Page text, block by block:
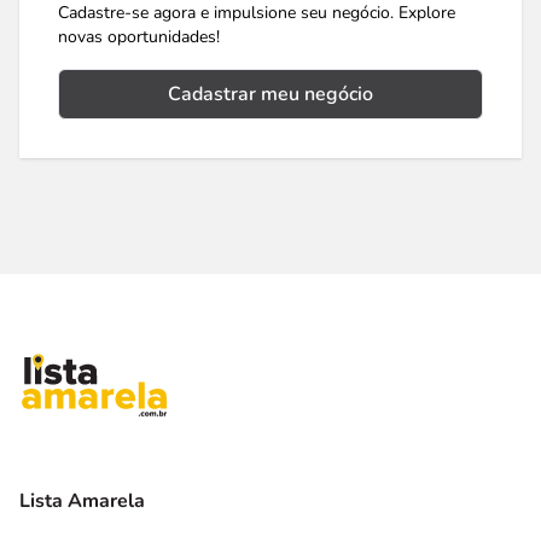
Cadastre-se agora e impulsione seu negócio. Explore
novas oportunidades!
Cadastrar meu negócio
Lista Amarela